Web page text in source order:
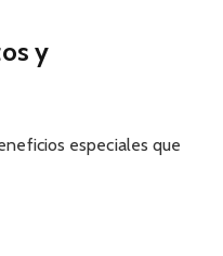
y
especiales que